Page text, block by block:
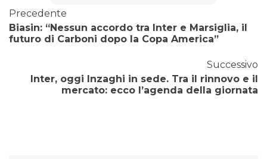
Precedente
Biasin: “Nessun accordo tra Inter e Marsiglia, il
futuro di Carboni dopo la Copa America”
Successivo
Inter, oggi Inzaghi in sede. Tra il rinnovo e il
mercato: ecco l’agenda della giornata